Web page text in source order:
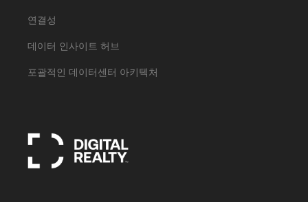
연결성
데이터 인사이트 허브
포괄적인 데이터센터 아키텍처